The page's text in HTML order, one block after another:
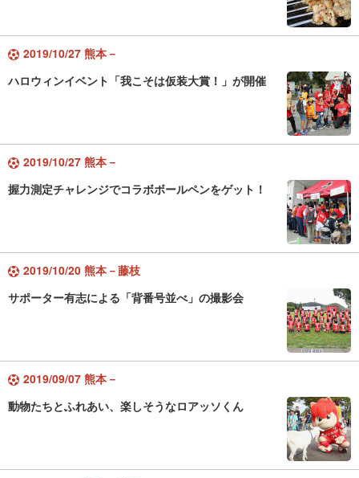
2019/10/27 熊本－
ハロウィンイベント「我こそは仮装大賞！」が開催
2019/10/27 熊本－
握力測定チャレンジでコラボボールペンをゲット！
2019/10/20 熊本－藤枝
サポーター有志による「背番号並べ」の撮影会
2019/09/07 熊本－
動物たちとふれあい、楽しそうなロアッソくん